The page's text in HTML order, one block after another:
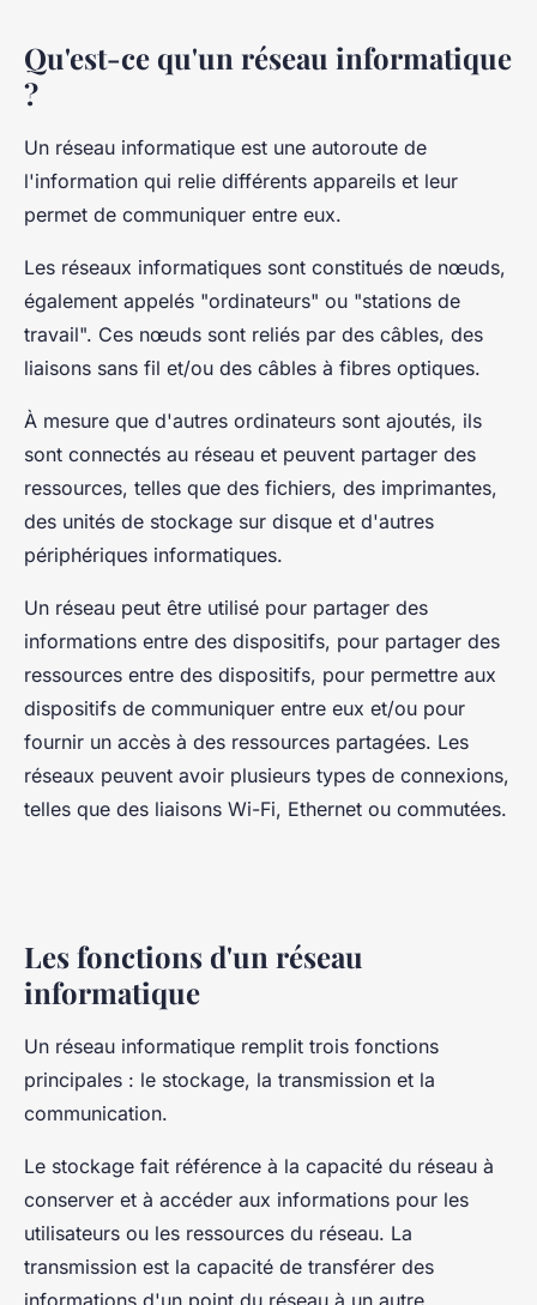
Qu'est-ce qu'un réseau informatique
?
Un réseau informatique est une autoroute de
l'information qui relie différents appareils et leur
permet de communiquer entre eux.
Les réseaux informatiques sont constitués de nœuds,
également appelés "ordinateurs" ou "stations de
travail". Ces nœuds sont reliés par des câbles, des
liaisons sans fil et/ou des câbles à fibres optiques.
À mesure que d'autres ordinateurs sont ajoutés, ils
sont connectés au réseau et peuvent partager des
ressources, telles que des fichiers, des imprimantes,
des unités de stockage sur disque et d'autres
périphériques informatiques.
Un réseau peut être utilisé pour partager des
informations entre des dispositifs, pour partager des
ressources entre des dispositifs, pour permettre aux
dispositifs de communiquer entre eux et/ou pour
fournir un accès à des ressources partagées. Les
réseaux peuvent avoir plusieurs types de connexions,
telles que des liaisons Wi-Fi, Ethernet ou commutées.
Les fonctions d'un réseau
informatique
Un réseau informatique remplit trois fonctions
principales : le stockage, la transmission et la
communication.
Le stockage fait référence à la capacité du réseau à
conserver et à accéder aux informations pour les
utilisateurs ou les ressources du réseau. La
transmission est la capacité de transférer des